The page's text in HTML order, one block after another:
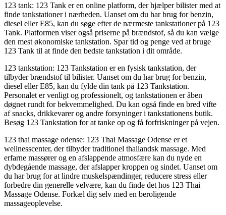
123 tank: 123 Tank er en online platform, der hjælper bilister med at
finde tankstationer i nærheden. Uanset om du har brug for benzin,
diesel eller E85, kan du søge efter de nærmeste tankstationer på 123
Tank. Platformen viser også priserne på brændstof, så du kan vælge
den mest økonomiske tankstation. Spar tid og penge ved at bruge
123 Tank til at finde den bedste tankstation i dit område.
123 tankstation: 123 Tankstation er en fysisk tankstation, der
tilbyder brændstof til bilister. Uanset om du har brug for benzin,
diesel eller E85, kan du fylde din tank på 123 Tankstation.
Personalet er venligt og professionelt, og tankstationen er åben
døgnet rundt for bekvemmelighed. Du kan også finde en bred vifte
af snacks, drikkevarer og andre forsyninger i tankstationens butik.
Besøg 123 Tankstation for at tanke op og få forfriskninger på vejen.
123 thai massage odense: 123 Thai Massage Odense er et
wellnesscenter, der tilbyder traditionel thailandsk massage. Med
erfarne massører og en afslappende atmosfære kan du nyde en
dybdegående massage, der afslapper kroppen og sindet. Uanset om
du har brug for at lindre muskelspændinger, reducere stress eller
forbedre din generelle velvære, kan du finde det hos 123 Thai
Massage Odense. Forkæl dig selv med en beroligende
massageoplevelse.